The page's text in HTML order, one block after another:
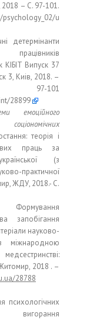
– С. 97-101.
u
детермінанти
працівників
КІБІТ Випуск 37
3, Киів, 2018. –
28899
емоційного
теорія і
праць за
(з
практичної
ЖДУ, 2018.- С.
запобігання
науково-
міжнародною
2018 . –
28788
психологічних
вигорання